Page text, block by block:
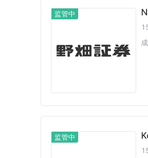
监管中
监管中